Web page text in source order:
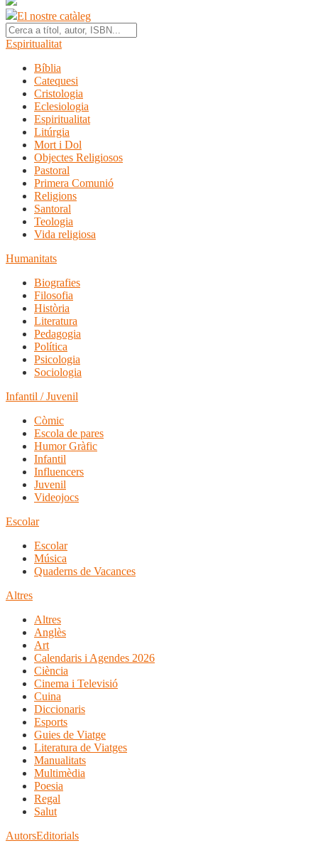
El nostre catàleg
Espiritualitat
Bíblia
Catequesi
Cristologia
Eclesiologia
Espiritualitat
Litúrgia
Mort i Dol
Objectes Religiosos
Pastoral
Primera Comunió
Religions
Santoral
Teologia
Vida religiosa
Humanitats
Biografies
Filosofia
Història
Literatura
Pedagogia
Política
Psicologia
Sociologia
Infantil / Juvenil
Còmic
Escola de pares
Humor Gràfic
Infantil
Influencers
Juvenil
Videojocs
Escolar
Escolar
Música
Quaderns de Vacances
Altres
Altres
Anglès
Art
Calendaris i Agendes 2026
Ciència
Cinema i Televisió
Cuina
Diccionaris
Esports
Guies de Viatge
Literatura de Viatges
Manualitats
Multimèdia
Poesia
Regal
Salut
AutorsEditorials